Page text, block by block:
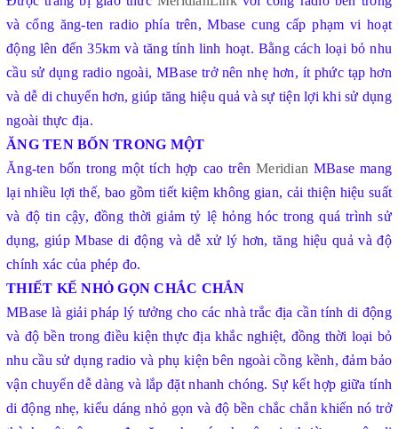
và cổng ăng-ten radio phía trên, Mbase cung cấp phạm vi hoạt
động lên đến 35km và tăng tính linh hoạt. Bằng cách loại bỏ nhu
cầu sử dụng radio ngoài, MBase trở nên nhẹ hơn, ít phức tạp hơn
và dễ di chuyển hơn, giúp tăng hiệu quả và sự tiện lợi khi sử dụng
ngoài thực địa.
ĂNG TEN BỐN TRONG MỘT
Ăng-ten bốn trong một tích hợp cao trên Meridian MBase mang
lại nhiều lợi thế, bao gồm tiết kiệm không gian, cải thiện hiệu suất
và độ tin cậy, đồng thời giảm tỷ lệ hỏng hóc trong quá trình sử
dụng, giúp Mbase di động và dễ xử lý hơn, tăng hiệu quả và độ
chính xác của phép đo.
THIẾT KẾ NHỎ GỌN CHẮC CHẮN
MBase là giải pháp lý tưởng cho các nhà trắc địa cần tính di động
và độ bền trong điều kiện thực địa khắc nghiệt, đồng thời loại bỏ
nhu cầu sử dụng radio và phụ kiện bên ngoài cồng kềnh, đảm bảo
vận chuyển dễ dàng và lắp đặt nhanh chóng. Sự kết hợp giữa tính
di động nhẹ, kiểu dáng nhỏ gọn và độ bền chắc chắn khiến nó trở